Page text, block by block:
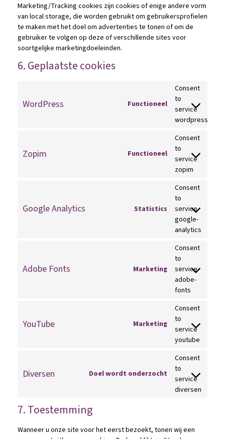
Marketing/Tracking cookies zijn cookies of enige andere vorm
van local storage, die worden gebruikt om gebruikersprofielen
te maken met het doel om advertenties te tonen of om de
gebruiker te volgen op deze of verschillende sites voor
soortgelijke marketingdoeleinden.
6. Geplaatste cookies
WordPress Functioneel
Consent
to
service
wordpress
Zopim Functioneel
Consent
to
service
zopim
Google Analytics Statistics
Consent
to
service
google-
analytics
Adobe Fonts Marketing
Consent
to
service
adobe-
fonts
YouTube Marketing
Consent
to
service
youtube
Diversen Doel wordt onderzocht
Consent
to
service
diversen
7. Toestemming
Wanneer u onze site voor het eerst bezoekt, tonen wij een